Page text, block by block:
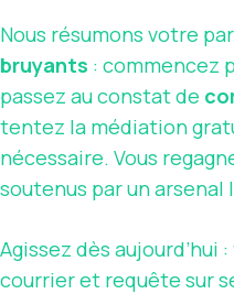
Nous résumons votre
bruyants : commencez
passez au constat de
tentez la médiation
nécessaire. Vous
soutenus par un arsenal
Agissez dès
courrier et requête sur